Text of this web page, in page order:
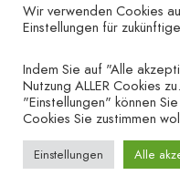
Informationen an unsere
Einstellung, die Sie
jedes Cookie eine
beispielsweise Firefox
Datei gespeichert.
Wir verwenden Cookies
Einstellungen für
Indem Sie auf "Alle
Nutzung ALLER Cookies
"Einstellungen" können
Cookies Sie zustimmen
Einstellungen Alle